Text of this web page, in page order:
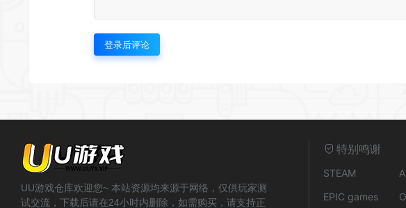
登录后评论
UU游戏仓库欢迎您~ 本站资源均来源于网络，仅供玩家测
试交流，下载后请在24小时内删除，如需购买，请支持正
特别鸣谢
STEAM
EPIC games